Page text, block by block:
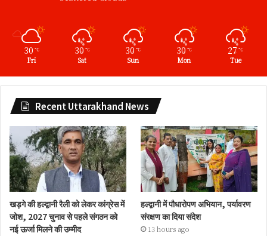
30 ℃
Fri
30 ℃
Sat
30 ℃
Sun
30 ℃
Mon
27 ℃
Tue
Recent Uttarakhand News
खड़गे की हल्द्वानी रैली को लेकर कांग्रेस में
जोश, 2027 चुनाव से पहले संगठन को
नई ऊर्जा मिलने की उम्मीद
हल्द्वानी में पौधारोपण अभियान, पर्यावरण
संरक्षण का दिया संदेश
13 hours ago